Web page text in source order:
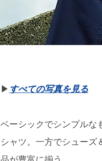
▶︎ すべての写真を見る
ベーシックでシンプルな
シャツ。一方でシューズ